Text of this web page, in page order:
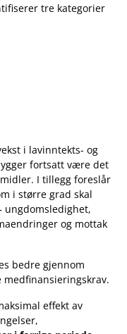
tre kategorier
i lavinntekts- og
fortsatt være det
I tillegg foreslår
i større grad skal
ungdomsledighet,
og mottak
bedre gjennom
medfinansieringskrav.
effekt av